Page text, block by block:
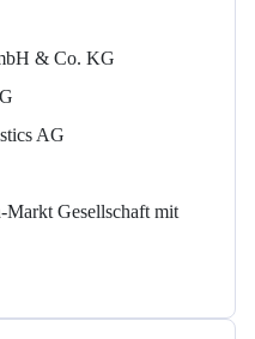
& Co. KG
AG
Markt Gesellschaft mit